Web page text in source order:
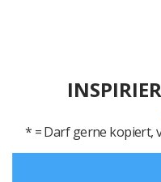
* = Darf gerne kopiert,